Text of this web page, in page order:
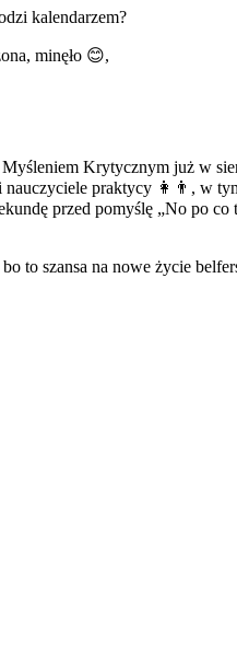
kalendarzem?
minęło 😊,
Krytycznym już w
praktycy 👩👨, w
przed pomyślę „No po co
to szansa na nowe życie